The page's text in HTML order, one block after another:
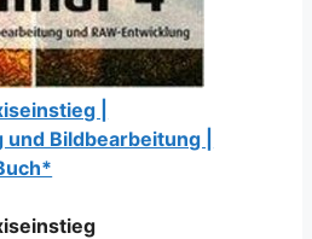
|
Bildbearbeitung |